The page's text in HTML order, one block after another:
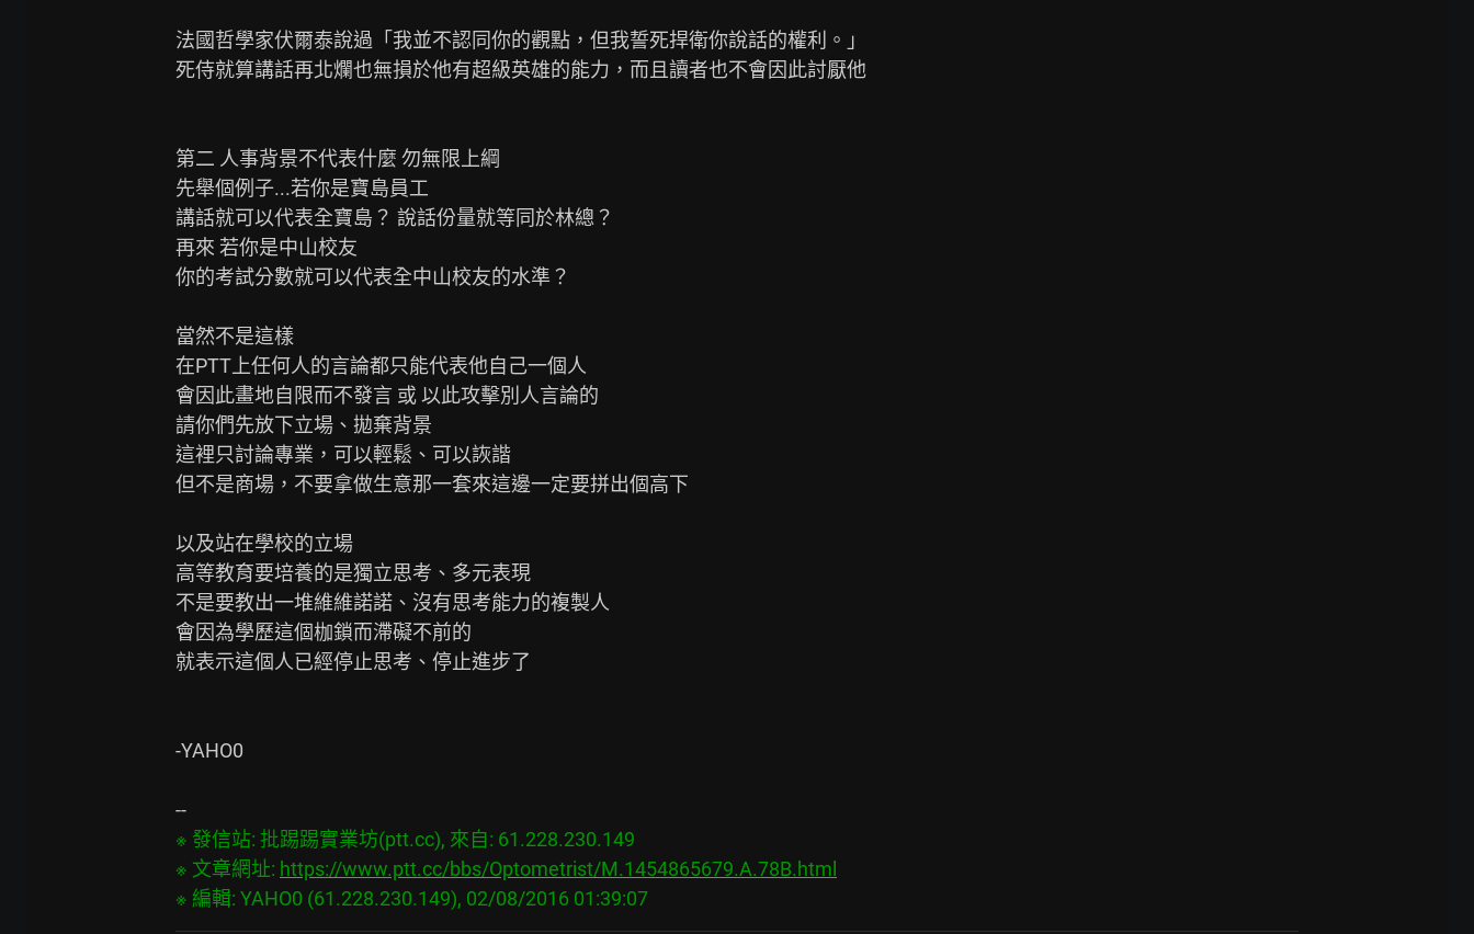
法國哲學家伏爾泰說過「我並不認同你的觀點，但我誓死捍衛你說話的權利。」
死侍就算講話再北爛也無損於他有超級英雄的能力，而且讀者也不會因此討厭他
第二 人事背景不代表什麼 勿無限上綱
先舉個例子...若你是寶島員工
講話就可以代表全寶島？ 說話份量就等同於林總？
再來 若你是中山校友
你的考試分數就可以代表全中山校友的水準？
當然不是這樣
在PTT上任何人的言論都只能代表他自己一個人
會因此畫地自限而不發言 或 以此攻擊別人言論的
請你們先放下立場、拋棄背景
這裡只討論專業，可以輕鬆、可以詼諧
但不是商場，不要拿做生意那一套來這邊一定要拼出個高下
以及站在學校的立場
高等教育要培養的是獨立思考、多元表現
不是要教出一堆維維諾諾、沒有思考能力的複製人
會因為學歷這個枷鎖而滯礙不前的
就表示這個人已經停止思考、停止進步了
-YAHO0
※ 發信站: 批踢踢實業坊(ptt.cc), 來自: 61.228.230.149
※ 文章網址: https://www.ptt.cc/bbs/Optometrist/M.1454865679.A.78B.html